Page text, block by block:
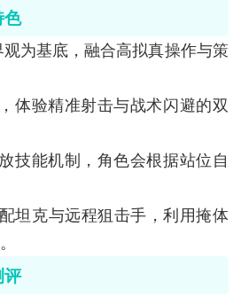
色
观为基底，融合高拟真操作与策
体验精准射击与战术闪避的双
技能机制，角色会根据站位自
坦克与远程狙击手，利用掩体
评